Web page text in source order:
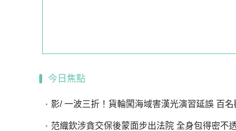
今日焦點
影/ 一波三折！貨輪闖海域害漢光演習延誤 百名觀
范織欽涉貪交保後蒙面步出法院 全身包得密不